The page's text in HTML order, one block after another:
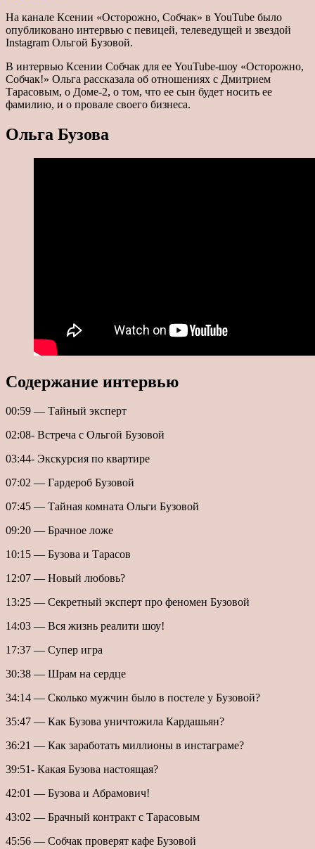
На канале Ксении «Осторожно, Собчак» в YouTube было
опубликовано интервью с певицей, телеведущей и звездой
Instagram Ольгой Бузовой.
В интервью Ксении Собчак для ее YouTube-шоу «Осторожно,
Собчак!» Ольга рассказала об отношениях с Дмитрием
Тарасовым, о Доме-2, о том, что ее сын будет носить ее
фамилию, и о провале своего бизнеса.
Ольга Бузова
Содержание интервью
00:59 — Тайный эксперт
02:08- Встреча с Ольгой Бузовой
03:44- Экскурсия по квартире
07:02 — Гардероб Бузовой
07:45 — Тайная комната Ольги Бузовой
09:20 — Брачное ложе
10:15 — Бузова и Тарасов
12:07 — Новый любовь?
13:25 — Секретный эксперт про феномен Бузовой
14:03 — Вся жизнь реалити шоу!
17:37 — Супер игра
30:38 — Шрам на сердце
34:14 — Сколько мужчин было в постеле у Бузовой?
35:47 — Как Бузова уничтожила Кардашьян?
36:21 — Как заработать миллионы в инстаграме?
39:51- Какая Бузова настоящая?
42:01 — Бузова и Абрамович!
43:02 — Брачный контракт с Тарасовым
45:56 — Собчак проверят кафе Бузовой